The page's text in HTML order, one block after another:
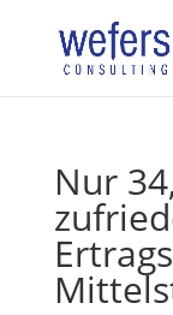
Nur